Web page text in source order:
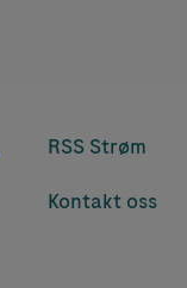
RSS Strøm
Kontakt oss